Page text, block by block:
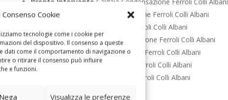
Cookie
tecnologie come i cookie per
del dispositivo. Il consenso a queste
dati come il comportamento di navigazione o
o ritirare il consenso può influire
e funzioni.
Nega Visualizza le preferenze
Sostituzione
Caldaia Condensazione Ferroli Colli Albani
Caldaia Condensazione Ferroli Colli Albani
Controllo FumiCaldaia Condensazione Ferroli Colli Albani
Bollino BluCaldaia Condensazione Ferroli Colli Albani
VenditaCaldaia Condensazione Ferroli Colli Albani
Caldaia Condensazione Ferroli Colli Albani